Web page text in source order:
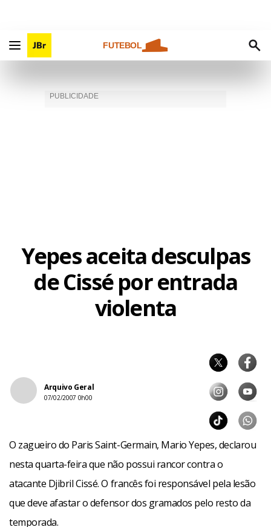
FUTEBOL
Yepes aceita desculpas
de Cissé por entrada
violenta
Arquivo Geral
07/02/2007 0h00
O zagueiro do Paris Saint-Germain, Mario Yepes, declarou
nesta quarta-feira que não possui rancor contra o
atacante Djibril Cissé. O francês foi responsável pela lesão
que deve afastar o defensor dos gramados pelo resto da
temporada.